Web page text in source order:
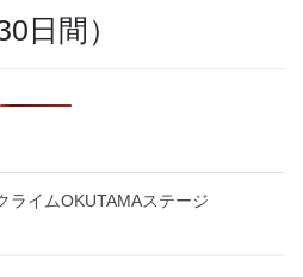
日間）
ライムOKUTAMAステージ